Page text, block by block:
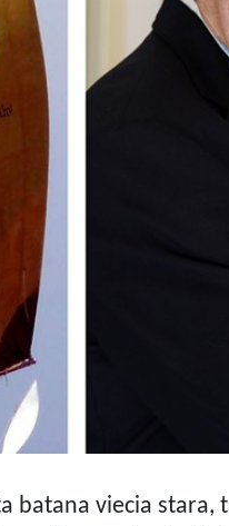
batana viecia stara,